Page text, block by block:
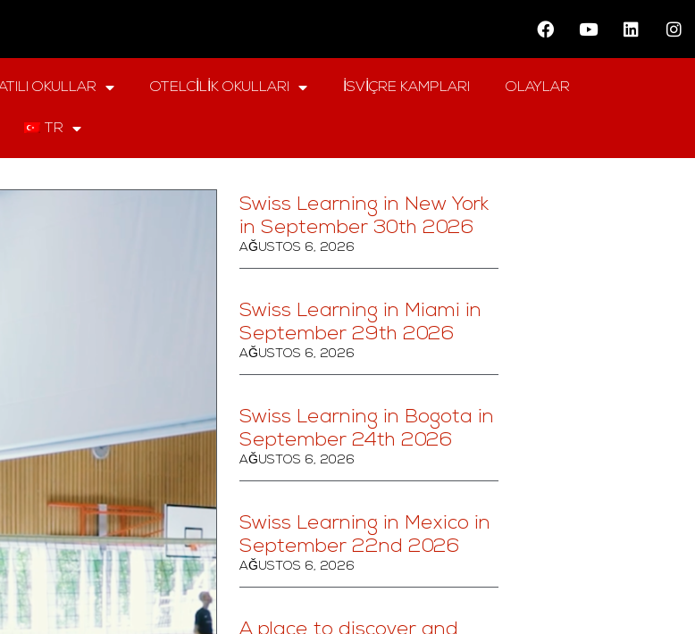
OKULLAR OTELCILIK OKULLARI İSVIÇRE KAMPLARI OLAYLAR
TR
Swiss Learning in New York
in September 30th 2026
AĞUSTOS 6, 2026
Swiss Learning in Miami in
September 29th 2026
AĞUSTOS 6, 2026
Swiss Learning in Bogota in
September 24th 2026
AĞUSTOS 6, 2026
Swiss Learning in Mexico in
September 22nd 2026
AĞUSTOS 6, 2026